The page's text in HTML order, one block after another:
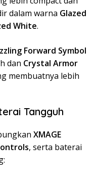
dalam warna Glazed
White.
Forward Symbol
dan Crystal Armor
membuatnya lebih
Tangguh
XMAGE
, serta baterai